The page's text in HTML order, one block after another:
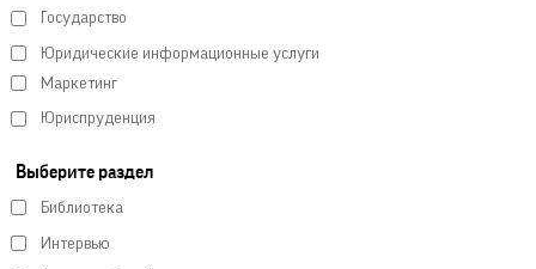
Государство
Юридические информационные услуги
Маркетинг
Юриспруденция
Выберите раздел
Библиотека
Интервью